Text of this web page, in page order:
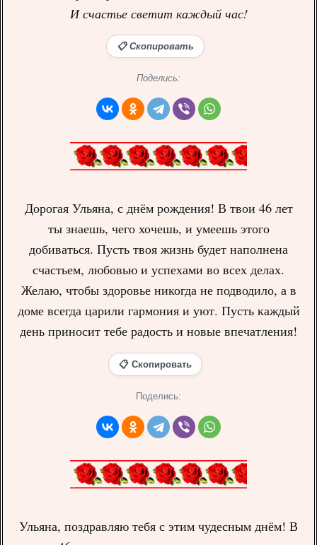
И счастье светит каждый час!
📋 Скопировать
Поделись:
Дорогая Ульяна, с днём рождения! В твои 46 лет
ты знаешь, чего хочешь, и умеешь этого
добиваться. Пусть твоя жизнь будет наполнена
счастьем, любовью и успехами во всех делах.
Желаю, чтобы здоровье никогда не подводило, а в
доме всегда царили гармония и уют. Пусть каждый
день приносит тебе радость и новые впечатления!
📋 Скопировать
Поделись:
Ульяна, поздравляю тебя с этим чудесным днём! В